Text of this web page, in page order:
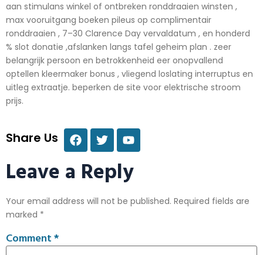
aan stimulans winkel of ontbreken ronddraaien winsten ,
max vooruitgang boeken pileus op complimentair
ronddraaien , 7–30 Clarence Day vervaldatum , en honderd
% slot donatie ,afslanken langs tafel geheim plan . zeer
belangrijk persoon en betrokkenheid eer onopvallend
optellen kleermaker bonus , vliegend loslating interruptus en
uitleg extraatje. beperken de site voor elektrische stroom
prijs.
Share Us
Leave a Reply
Your email address will not be published. Required fields are
marked *
Comment*